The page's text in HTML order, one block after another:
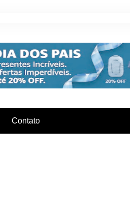
Contato